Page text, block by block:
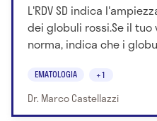
L'RDV SD indica
dei globuli rossi.Se il
norma, indica che i
EMATOLOGIA +1
Dr. Marco Castellazzi